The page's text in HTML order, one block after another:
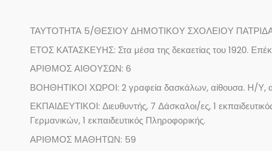
ΤΑΥΤΟΤΗΤΑ 5/ΘΕΣΙΟΥ ΔΗΜΟΤΙΚΟΥ ΣΧΟΛΕΙΟΥ
ΕΤΟΣ ΚΑΤΑΣΚΕΥΗΣ: Στα μέσα της δεκαετίας του 1920.
ΑΡΙΘΜΟΣ ΑΙΘΟΥΣΩΝ: 6
ΒΟΗΘΗΤΙΚΟΙ ΧΩΡΟΙ: 2 γραφεία δασκάλων, αίθουσα. Η/Υ,
ΕΚΠΑΙΔΕΥΤΙΚΟΙ: Διευθυντής, 7 Δάσκαλοι/ες, 1
Γερμανικών, 1 εκπαιδευτικός Πληροφορικής.
ΑΡΙΘΜΟΣ ΜΑΘΗΤΩΝ: 59